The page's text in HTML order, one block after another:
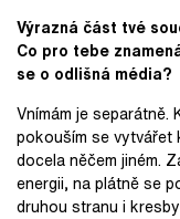
Výrazná část tvé
Co pro tebe
se o odlišná média?
Vnímám je
pokouším se vytvářet
docela něčem jiném.
energii, na plátně se
druhou stranu i